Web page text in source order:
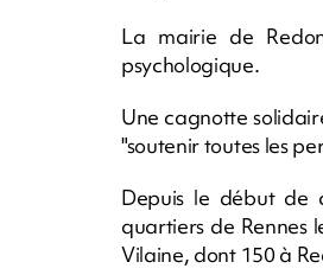
La mairie de
psychologique.
Une cagnotte
"soutenir toutes les
Depuis le début de
quartiers de Rennes
Vilaine, dont 150 à